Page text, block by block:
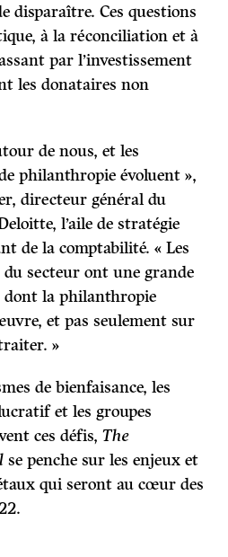
disparaître. Ces questions
à la réconciliation et à
par l’investissement
les donataires non
de nous, et les
philanthropie évoluent »,
directeur général du
l’aile de stratégie
de la comptabilité. « Les
secteur ont une grande
dont la philanthropie
et pas seulement sur
»
de bienfaisance, les
et les groupes
ces défis,The
se penche sur les enjeux et
qui seront au cœur des